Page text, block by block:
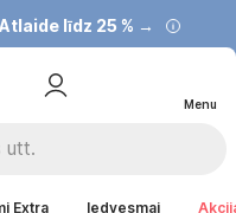
Atlaide līdz 25 % →
Menu
Extra Iedvesmai